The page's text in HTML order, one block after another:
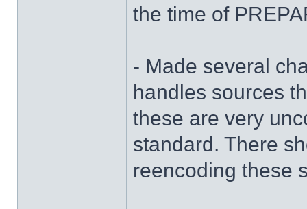
the time of
- Made several
handles sources
these are very
standard. There
reencoding these